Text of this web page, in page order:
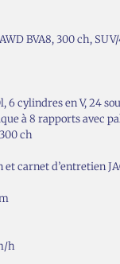
BVA8, 300 ch,
6 cylindres en V, 24
à 8 rapports avec
ch
carnet d’entretien
h